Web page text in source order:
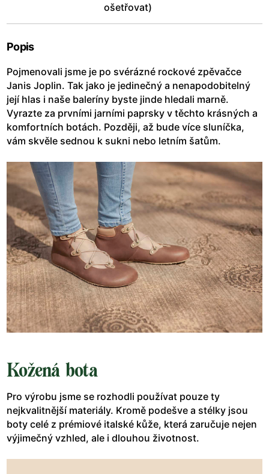
ošetřovat)
Popis
Pojmenovali jsme je po svérázné rockové zpěvačce
Janis Joplin. Tak jako je jedinečný a nenapodobitelný
její hlas i naše baleríny byste jinde hledali marně.
Vyrazte za prvními jarními paprsky v těchto krásných a
komfortních botách. Později, až bude více sluníčka,
vám skvěle sednou k sukni nebo letním šatům.
Kožená bota
Pro výrobu jsme se rozhodli používat pouze ty
nejkvalitnější materiály. Kromě podešve a stélky jsou
boty celé z prémiové italské kůže, která zaručuje nejen
výjimečný vzhled, ale i dlouhou životnost.